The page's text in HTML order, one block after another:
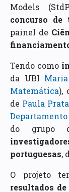
Models
concurso de
painel de
Tendo como
da UBI
Matemática),
de Paula Prata
do grupo
portuguesas,
O projeto
resultados